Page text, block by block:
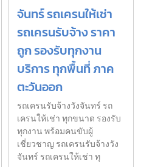
จันทร์ รถเครนให้เช่า
รถเครนรับจ้าง ราคา
ถูก รองรับทุกงาน
บริการ ทุกพื้นที่ ภาค
ตะวันออก
รถเครนรับจ้างวังจันทร์ รถ
เครนให้เช่า ทุกขนาด รองรับ
ทุกงาน พร้อมคนขับผู้
เชี่ยวชาญ รถเครนรับจ้างวัง
จันทร์ รถเครนให้เช่า ทุ